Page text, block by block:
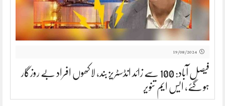
19/08/2024
فیصل آباد: 100 سے زائد انڈسٹریز بند، لاکھوں افراد بے روزگار
ہو گئے، ایس ایم تنویر